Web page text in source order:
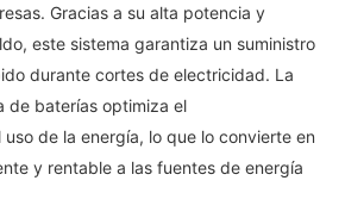
Gracias a su alta potencia y
este sistema garantiza un suministro
durante cortes de electricidad. La
de baterías optimiza el
de la energía, lo que lo convierte en
y rentable a las fuentes de energía